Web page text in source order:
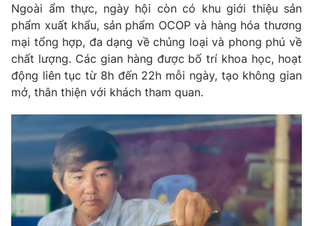
® Cấm sao chép dưới mọi hình thức nếu không có sự chấp
thuận bằng văn bản. Ghi rõ nguồn VTV.vn khi phát hành lại
thông tin từ website này.
Ngoài ẩm thực, ngày hội còn có khu giới thiệu sản
phẩm xuất khẩu, sản phẩm OCOP và hàng hóa thương
mại tổng hợp, đa dạng về chủng loại và phong phú về
chất lượng. Các gian hàng được bố trí khoa học, hoạt
động liên tục từ 8h đến 22h mỗi ngày, tạo không gian
mở, thân thiện với khách tham quan.